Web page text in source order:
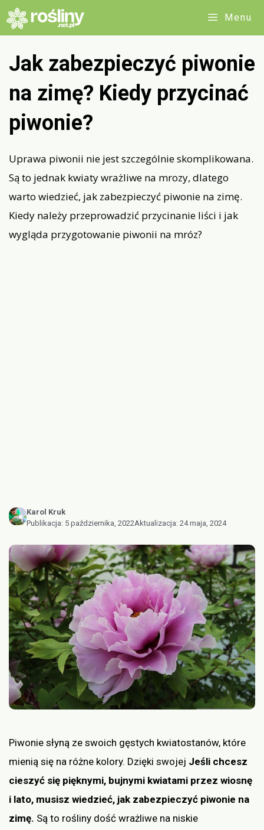
Przejdź
do
Menu
Jak zabezpieczyć piwonie
na zimę? Kiedy przycinać
piwonie?
Uprawa piwonii nie jest szczególnie skomplikowana.
Są to jednak kwiaty wrażliwe na mrozy, dlatego
warto wiedzieć, jak zabezpieczyć piwonie na zimę.
Kiedy należy przeprowadzić przycinanie liści i jak
wygląda przygotowanie piwonii na mróz?
Karol Kruk
Publikacja: 5 października, 2022Aktualizacja: 24 maja, 2024
Piwonie słyną ze swoich gęstych kwiatostanów, które
mienią się na różne kolory. Dzięki swojej Jeśli chcesz
cieszyć się pięknymi, bujnymi kwiatami przez wiosnę
i lato, musisz wiedzieć, jak zabezpieczyć piwonie na
zimę. Są to rośliny dość wrażliwe na niskie